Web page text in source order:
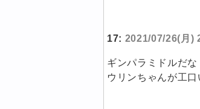
17: 2021/07/26(月)
ギンパラミドルだな
ウリンちゃんが工口